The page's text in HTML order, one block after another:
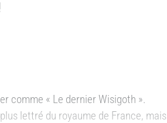
comme « Le dernier Wisigoth ».
lettré du royaume de France, mais